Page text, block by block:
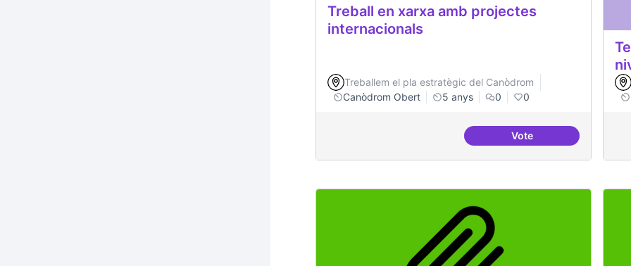
Treball en xarxa amb projectes
internacionals
Treballem el pla estratègic del Canòdrom
Canòdrom Obert
5 anys 0 0
VoteTreball en xarxa amb